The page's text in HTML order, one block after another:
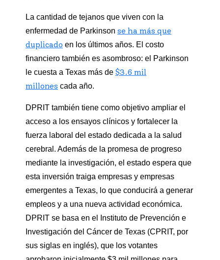
La cantidad de tejanos que viven con la
enfermedad de Parkinson se ha más que
duplicado en los últimos años. El costo
financiero también es asombroso: el Parkinson
le cuesta a Texas más de $3.6 mil
millones cada año.
DPRIT también tiene como objetivo ampliar el
acceso a los ensayos clínicos y fortalecer la
fuerza laboral del estado dedicada a la salud
cerebral. Además de la promesa de progreso
mediante la investigación, el estado espera que
esta inversión traiga empresas y empresas
emergentes a Texas, lo que conducirá a generar
empleos y a una nueva actividad económica.
DPRIT se basa en el Instituto de Prevención e
Investigación del Cáncer de Texas (CPRIT, por
sus siglas en inglés), que los votantes